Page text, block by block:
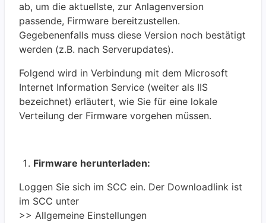
ab, um die aktuellste, zur Anlagenversion
passende, Firmware bereitzustellen.
Gegebenenfalls muss diese Version noch bestätigt
werden (z.B. nach Serverupdates).
Folgend wird in Verbindung mit dem Microsoft
Internet Information Service (weiter als IIS
bezeichnet) erläutert, wie Sie für eine lokale
Verteilung der Firmware vorgehen müssen.
Firmware herunterladen:
Loggen Sie sich im SCC ein. Der Downloadlink ist
im SCC unter
>> Allgemeine Einstellungen